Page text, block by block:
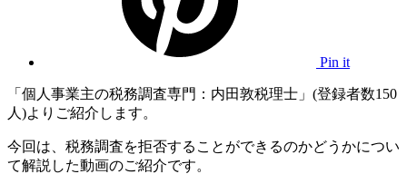
Pin it
「個人事業主の税務調査専門：内田敦税理士」(登録者数150
人)よりご紹介します。
今回は、税務調査を拒否することができるのかどうかについ
て解説した動画のご紹介です。